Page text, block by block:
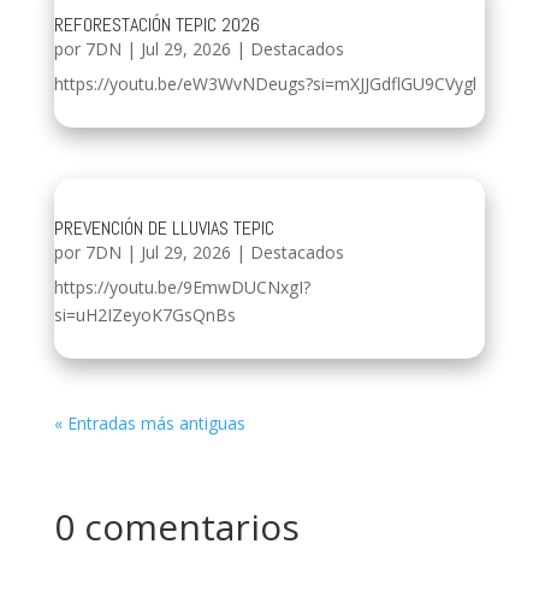
REFORESTACIÓN TEPIC 2026
por 7DN | Jul 29, 2026 | Destacados
https://youtu.be/eW3WvNDeugs?si=mXJJGdflGU9CVygl
PREVENCIÓN DE LLUVIAS TEPIC
por 7DN | Jul 29, 2026 | Destacados
https://youtu.be/9EmwDUCNxgI?
si=uH2IZeyoK7GsQnBs
« Entradas más antiguas
0 comentarios